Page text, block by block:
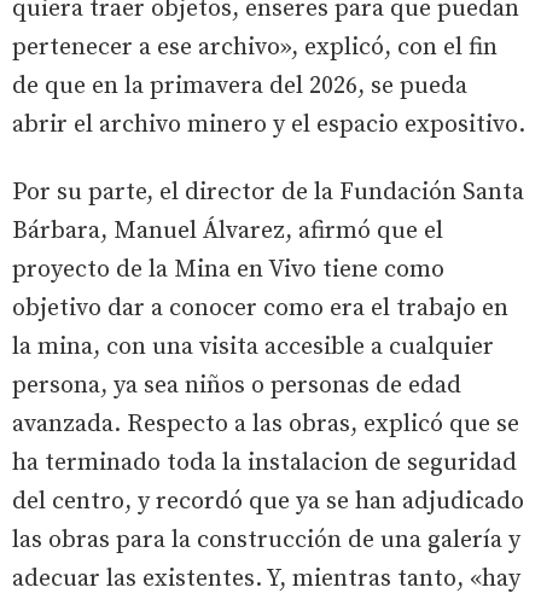
quiera traer objetos, enseres para que puedan
pertenecer a ese archivo», explicó, con el fin
de que en la primavera del 2026, se pueda
abrir el archivo minero y el espacio expositivo.
Por su parte, el director de la Fundación Santa
Bárbara, Manuel Álvarez, afirmó que el
proyecto de la Mina en Vivo tiene como
objetivo dar a conocer como era el trabajo en
la mina, con una visita accesible a cualquier
persona, ya sea niños o personas de edad
avanzada. Respecto a las obras, explicó que se
ha terminado toda la instalacion de seguridad
del centro, y recordó que ya se han adjudicado
las obras para la construcción de una galería y
adecuar las existentes. Y, mientras tanto, «hay